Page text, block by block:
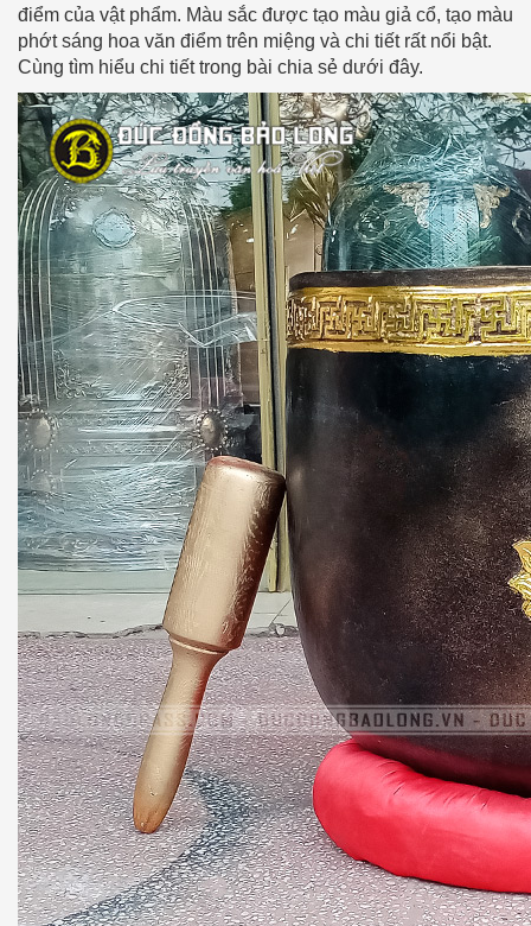
điểm của vật phẩm. Màu sắc được tạo màu giả cổ, tạo màu
phớt sáng hoa văn điểm trên miệng và chi tiết rất nổi bật.
Cùng tìm hiểu chi tiết trong bài chia sẻ dưới đây.